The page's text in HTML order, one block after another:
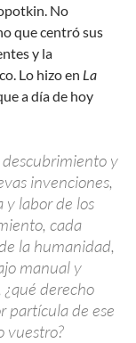
No
que centró sus
y la
Lo hizo en La
a día de hoy
y
invenciones,
y labor de los
cada
la humanidad,
manual y
derecho
partícula de ese
vuestro?